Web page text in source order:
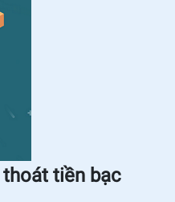
thoát tiền bạc